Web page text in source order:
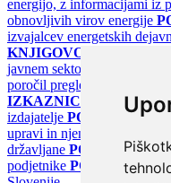
energijo, z informacijami iz
obnovljivih virov energije
izvajalcev energetskih
KNJIGOVODSTVO
javnem sektorju
poročil pregledov klimatskih
IZKAZNICE
Register
izdajatelje PORTAL GOV.SI
upravi in njenih storitvah
državljane PORTAL SPOT
podjetnike PORTAL OPSI